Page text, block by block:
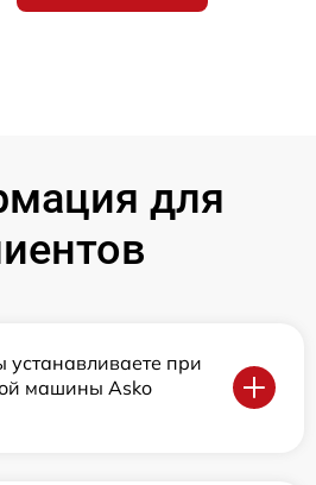
для
устанавливаете при
машины Asko